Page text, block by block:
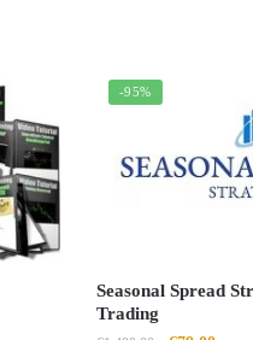
-95%
Seasonal Spread
Trading